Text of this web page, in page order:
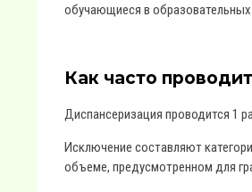
обучающиеся в
Как часто
Диспансеризация проводится 1
Исключение составляют
объеме, предусмотренном для